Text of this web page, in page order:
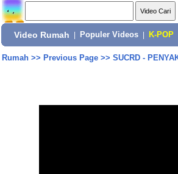
Video Rumah Populer Videos K-POP
Rumah>> Previous Page>> SUCRD -